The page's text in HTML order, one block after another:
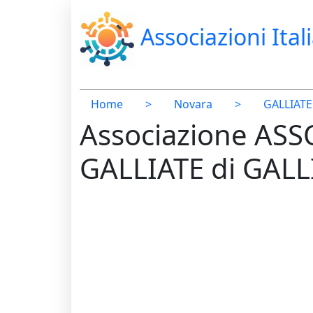
Associazioni
Home > Novara > GALLIATE
Associazione
GALLIATE di